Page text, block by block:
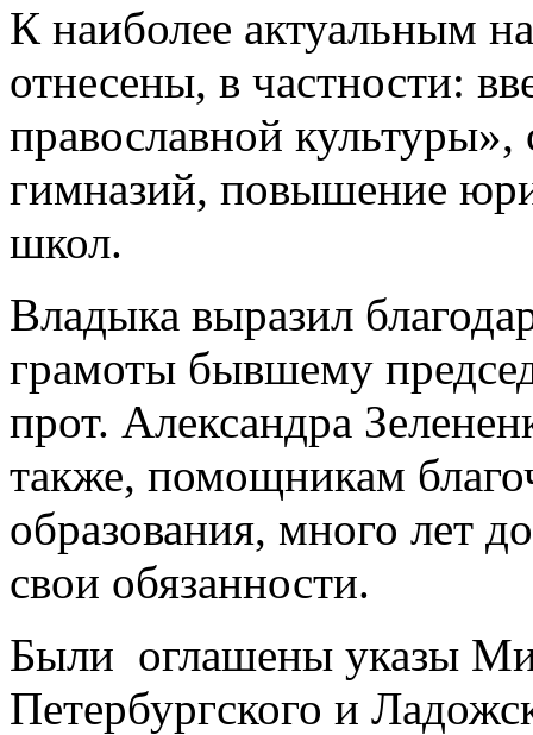
К наиболее актуальным
отнесены, в частности:
православной
гимназий, повышение
школ.
Владыка выразил
грамоты бывшему
прот. Александра
также, помощникам
образования, много лет
свои обязанности.
Были оглашены указы
Петербургского и